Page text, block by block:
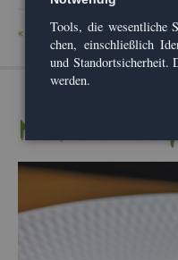
ZU­RÜCK
Neu­es­te
Tools, die we­sent­li­che
chen, ein­schlie­ß­lich
und Stand­ort­si­cher­heit.
wer­den.